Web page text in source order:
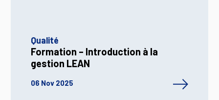
Qualité
Formation – Introduction à la
gestion LEAN
06 Nov 2025